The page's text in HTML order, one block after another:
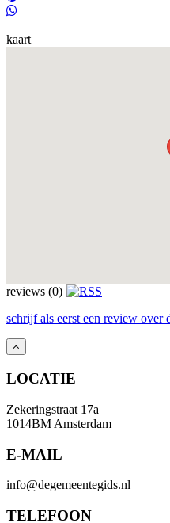
kaart
reviews (0)
schrijf als eerst een review over
LOCATIE
Zekeringstraat 17a
1014BM Amsterdam
E-MAIL
info@degemeentegids.nl
TELEFOON